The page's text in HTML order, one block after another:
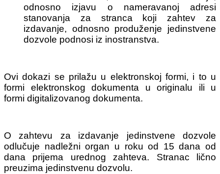
odnosno izjavu o nameravanoj adresi
stanovanja za stranca koji zahtev za
izdavanje, odnosno produženje jedinstvene
dozvole podnosi iz inostranstva.
Ovi dokazi se prilažu u elektronskoj formi, i to u
formi elektronskog dokumenta u originalu ili u
formi digitalizovanog dokumenta.
O zahtevu za izdavanje jedinstvene dozvole
odlučuje nadležni organ u roku od 15 dana od
dana prijema urednog zahteva. Stranac lično
preuzima jedinstvenu dozvolu.